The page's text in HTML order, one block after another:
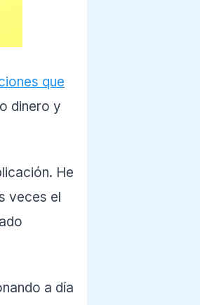
que
dinero y
He
veces el
a día